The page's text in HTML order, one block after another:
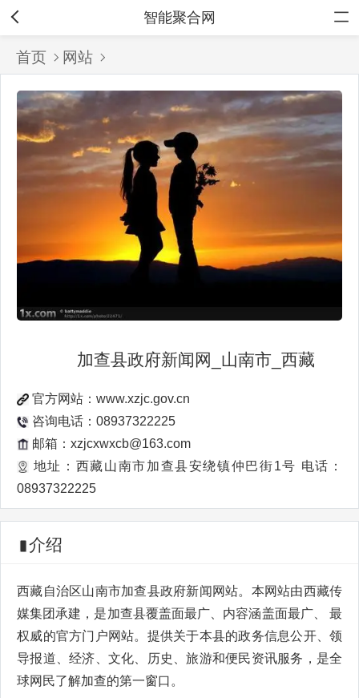
智能聚合网
首页 网站
加查县政府新闻网_山南市_西藏
官方网站： www.xzjc.gov.cn
咨询电话：08937322225
邮箱：xzjcxwxcb@163.com
地址：西藏山南市加查县安绕镇仲巴街1号 电话：
08937322225
介绍
西藏自治区山南市加查县政府新闻网站。本网站由西藏传
媒集团承建，是加查县覆盖面最广、内容涵盖面最广、 最
权威的官方门户网站。提供关于本县的政务信息公开、领
导报道、经济、文化、历史、旅游和便民资讯服务，是全
球网民了解加查的第一窗口。